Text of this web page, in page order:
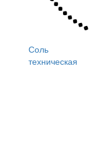
Соль
техническая